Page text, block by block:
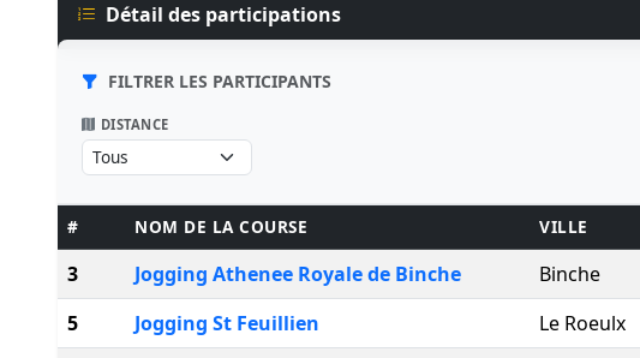
Détail des participations
FILTRER LES PARTICIPANTS
DISTANCE
# NOM DE LA COURSE VILLE
3 Jogging Athenee Royale de Binche Binche
5 Jogging St Feuillien Le Roeulx